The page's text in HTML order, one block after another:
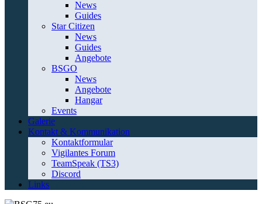
News
Guides
Star Citizen
News
Guides
Angebote
BSGO
News
Angebote
Hangar
Events
Galerie
Kontakt & Kommunikation
Kontaktformular
Vigilantes Forum
TeamSpeak (TS3)
Discord
Links